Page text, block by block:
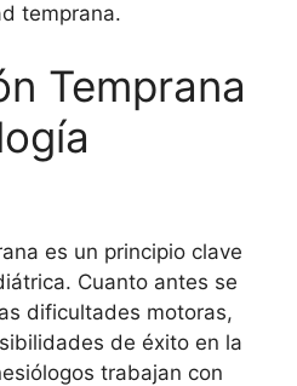
temprana.
Temprana
es un principio clave
Cuanto antes se
dificultades motoras,
de éxito en la
trabajan con